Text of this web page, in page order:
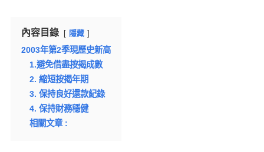
內容目錄 隱藏
2003年第2季現歷史新高
1.避免借盡按揭成數
2. 縮短按揭年期
3. 保持良好還款紀錄
4. 保持財務穩健
相關文章 :